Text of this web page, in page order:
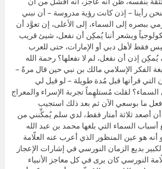
رأينا – إذن كانت رؤية مدروسة – أن نبني
ببصره إلى السماء، إلى الأعلى، إن تعوَّد أن
ويشعر أننا يُمكِن أن نفعل، شيئ قريب
فقط لأهل دبي أو الإمارات، حتى للعرب
يُمكِن إذن أن نفعل، لم لا نفعلها؟ رحمة الله
الفكر الإسلامي مالك بن نبي حين قال مرةً –
قرأتها قبل مُدة طويلة – لو قيل لي
لقلت مُستلهِماً تجربة الإسراء والمعراج
ما بوسعي الآن ثم بعد ذلك استجيب
أن أصعد ثلاثة أمتار فقط، لدي سلم يُمكِّنني من
السماء التي بلغها محمد بن عبد الله
هو عين المنظور الذي أعرب عنه العلّامة
بديع الزمان النورسي في إشارات الإعجاز
النورسي كان يرى في كل معاجز الأنبياء